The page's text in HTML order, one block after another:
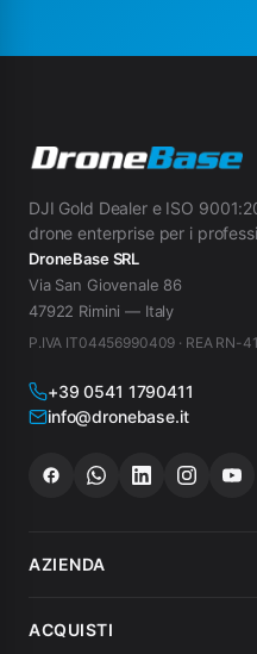
DJI Gold Dealer e ISO
drone enterprise per i
DroneBase SRL
Via San Giovenale 86
47922 Rimini — Italy
P.IVA IT04456990409 · REA RN-
+39 0541 1790411
info@dronebase.it
AZIENDA
Chi siamo
ACQUISTI